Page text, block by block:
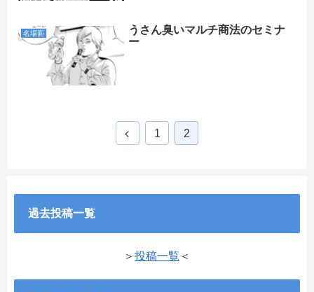
名場面
うさん臭いマルチ商法のセミナ
ー
1 2
過去投稿一覧
＞ 投稿一覧 ＜